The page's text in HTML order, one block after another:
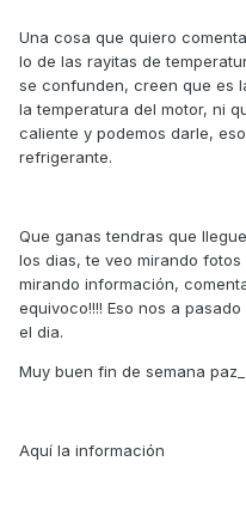
Una cosa que quiero
lo de las rayitas de
se confunden, creen que es
la temperatura del motor, ni
caliente y podemos darle,
refrigerante.
Que ganas tendras que
los dias, te veo mirando
mirando información,
equivoco!!!! Eso nos a
el dia.
Muy buen fin de semana paz_
Aquí la información